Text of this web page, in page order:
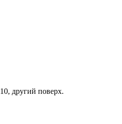
другий поверх.